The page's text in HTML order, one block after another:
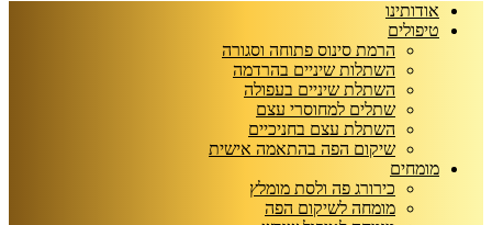
אודותינו
טיפולים
הרמת סינוס פתוחה וסגורה
השתלות שיניים בהרדמה
השתלת שיניים בעפולה
שתלים למחוסרי עצם
השתלת עצם בחניכיים
שיקום הפה בהתאמה אישית
מומחים
כירורג פה ולסת מומלץ
מומחה לשיקום הפה